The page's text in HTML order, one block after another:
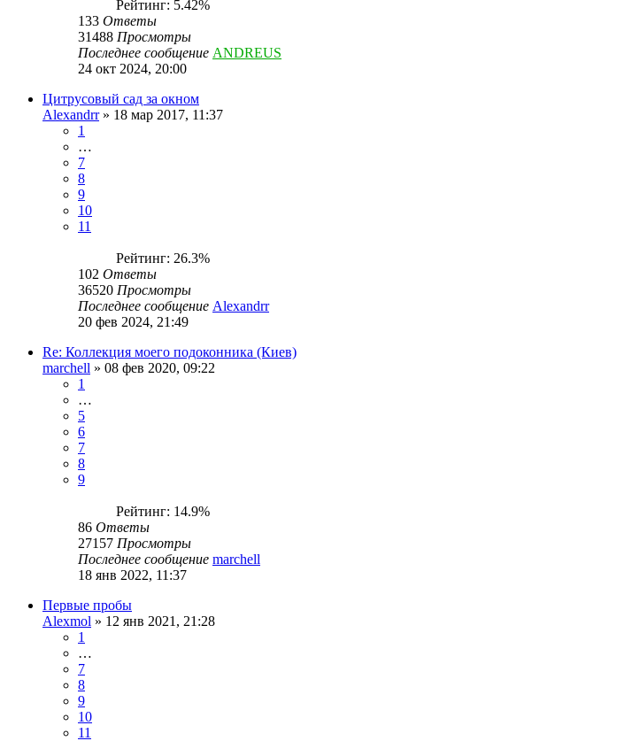
Рейтинг: 5.42%
133 Ответы
31488 Просмотры
Последнее сообщение ANDREUS
24 окт 2024, 20:00
Цитрусовый сад за окном
Alexandrr» 18 мар 2017, 11:37
1
…
7
8
9
10
11
Рейтинг: 26.3%
102 Ответы
36520 Просмотры
Последнее сообщение Alexandrr
20 фев 2024, 21:49
Re: Коллекция моего подоконника (Киев)
marchell » 08 фев 2020, 09:22
1
…
5
6
7
8
9
Рейтинг: 14.9%
86 Ответы
27157 Просмотры
Последнее сообщение marchell
18 янв 2022, 11:37
Первые пробы
Alexmol » 12 янв 2021, 21:28
1
…
7
8
9
10
11